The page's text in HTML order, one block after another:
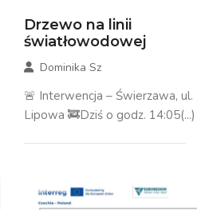
Drzewo na linii
światłowodowej
Dominika Sz
🚨 Interwencja – Świerzawa, ul.
Lipowa 🚒Dziś o godz. 14:05(...)